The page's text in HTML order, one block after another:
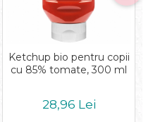
Ketchup bio pentru copii
cu 85% tomate, 300 ml
28,96 Lei